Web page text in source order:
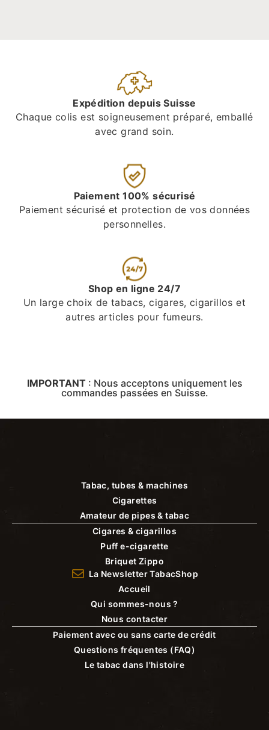
Expédition depuis Suisse
Chaque colis est soigneusement préparé, emballé
avec grand soin.
Paiement 100% sécurisé
Paiement sécurisé et protection de vos données
personnelles.
Shop en ligne 24/7
Un large choix de tabacs, cigares, cigarillos et
autres articles pour fumeurs.
IMPORTANT : Nous acceptons uniquement les
commandes passées en Suisse.
Tabac, tubes & machines
Cigarettes
Amateur de pipes & tabac
Cigares & cigarillos
Puff e-cigarette
Briquet Zippo
La Newsletter TabacShop
Accueil
Qui sommes-nous ?
Nous contacter
Paiement avec ou sans carte de crédit
Questions fréquentes (FAQ)
Le tabac dans l'histoire